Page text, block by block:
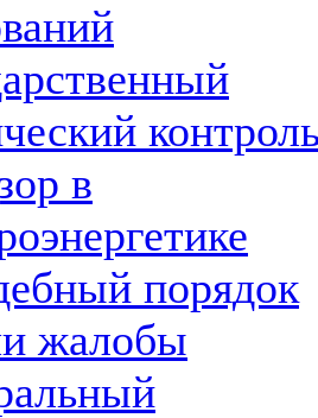
в
порядок
жалобы